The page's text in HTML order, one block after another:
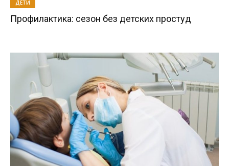
ДЕТИ
Профилактика: сезон без детских простуд